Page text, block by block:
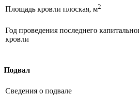
Площадь кровли плоская, м2
Год проведения последнего
кровли
Подвал
Сведения о подвале